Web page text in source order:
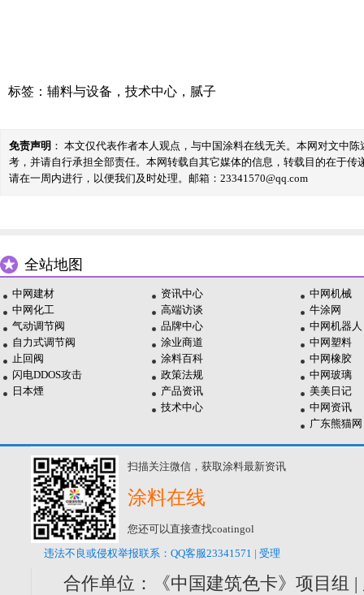
标签： 辅料与设备 ， 技术中心 ， 腻子
免责声明 ： 本文仅代表作者本人观点，与中国涂料在线无关。本网对文中
考，并请自行承担全部责任。本网转载自其它媒体的信息，转载目的在于
请在一周内进行，以便我们及时处理。邮箱：23341570@qq.com
全站地图
中网建材
中网化工
气动调节阀
自力式调节阀
止回阀
闪电DDOS攻击
日本煙
资讯中心
高端访谈
品牌中心
涂业商道
涂料百科
政策法规
产品资讯
技术中心
中网机械
牛涂网
中网机器人
中网塑料
中网橡胶
中网玻璃
美美日记
中网资讯
广东熊猫网
扫描关注微信，获取涂料最新资讯
涂料在线
您还可以直接查找coatingol
违法不良或侵权举报联系：QQ客服23341571 | 受理
合作单位：《中国建筑色卡》项目组